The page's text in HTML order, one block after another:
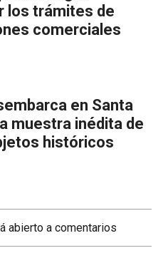
los trámites de
comerciales
en Santa
muestra inédita de
históricos
abierto a comentarios